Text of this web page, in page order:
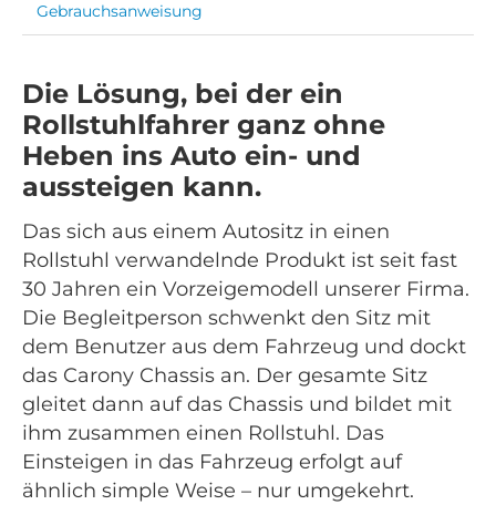
Gebrauchsanweisung
Die Lösung, bei der ein
Rollstuhlfahrer ganz ohne
Heben ins Auto ein- und
aussteigen kann.
Das sich aus einem Autositz in einen
Rollstuhl verwandelnde Produkt ist seit fast
30 Jahren ein Vorzeigemodell unserer Firma.
Die Begleitperson schwenkt den Sitz mit
dem Benutzer aus dem Fahrzeug und dockt
das Carony Chassis an. Der gesamte Sitz
gleitet dann auf das Chassis und bildet mit
ihm zusammen einen Rollstuhl. Das
Einsteigen in das Fahrzeug erfolgt auf
ähnlich simple Weise – nur umgekehrt.